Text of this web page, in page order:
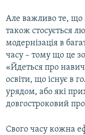
Але важливо те, що
також стосується
модернізація в
часу – тому що це
«Йдеться про
освіти, що існує в
урядом, або які
довгостроковий
Свого часу кожна